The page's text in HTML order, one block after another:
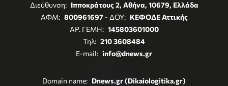
Διεύθυνση: Ιπποκράτους 2, Αθήνα, 10679, Ελλάδα
ΑΦΜ: 800961697- ΔΟΥ: ΚΕΦΟΔΕ Αττικής
ΑΡ. ΓΕΜΗ: 145803601000
Τηλ: 210 3608484
E-mail: info@dnews.gr
Domain name: Dnews.gr (Dikaiologitika.gr)